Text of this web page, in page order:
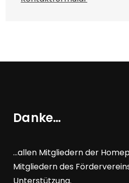
Danke…
…allen Mitgliedern der
Mitgliedern des